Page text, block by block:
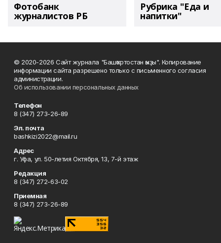
Фотобанк
журналистов РБ
Рубрика "Еда и
напитки"
© 2020-2026 Сайт журнала "Башҡортостан ҡыҙы". Копирование
информации сайта разрешено только с письменного согласия
администрации.
Об использовании персональных данных
Телефон
8 (347) 273-26-89
Эл. почта
bashkizi2022@mail.ru
Адрес
г. Уфа, ул. 50-летия Октября, 13, 7-й этаж
Редакция
8 (347) 272-63-02
Приемная
8 (347) 273-26-89